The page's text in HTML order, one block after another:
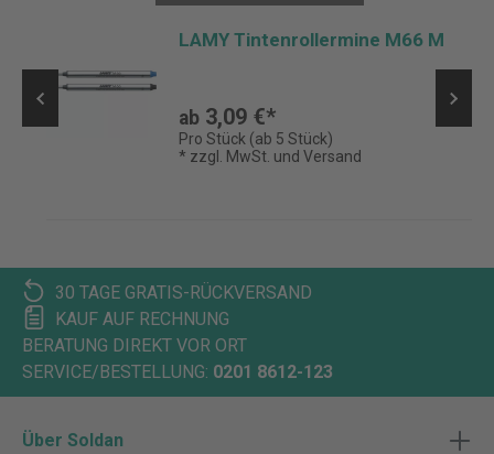
LAMY Tintenrollermine M66 M
ab 3,09 €*
Pro Stück (ab 5 Stück)
* zzgl. MwSt. und Versand
30 TAGE GRATIS-RÜCKVERSAND
KAUF AUF RECHNUNG
BERATUNG DIREKT VOR ORT
SERVICE/BESTELLUNG: 0201 8612-123
Über Soldan